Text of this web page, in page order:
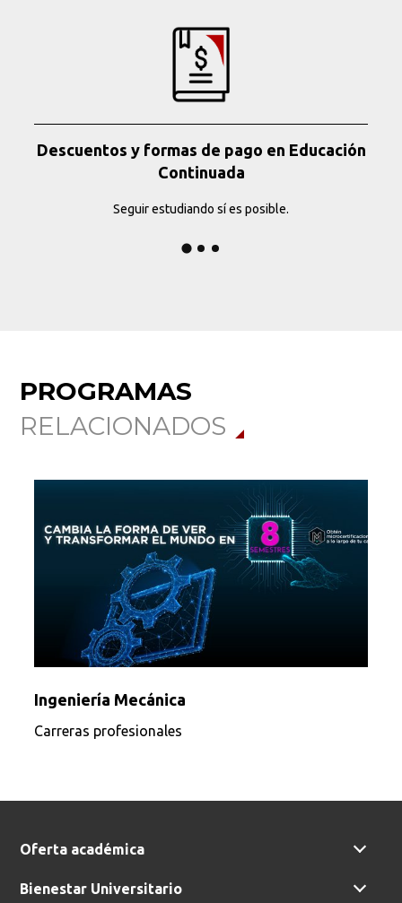
Descuentos y formas de pago en Educación
Continuada
Seguir estudiando sí es posible.
PROGRAMAS
RELACIONADOS
Ingeniería Mecánica
Carreras profesionales
Oferta académica
Bienestar Universitario